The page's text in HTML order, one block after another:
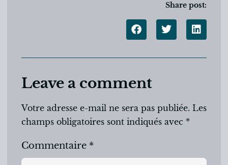
Share post:
Leave a comment
Votre adresse e-mail ne sera pas publiée. Les
champs obligatoires sont indiqués avec *
Commentaire *